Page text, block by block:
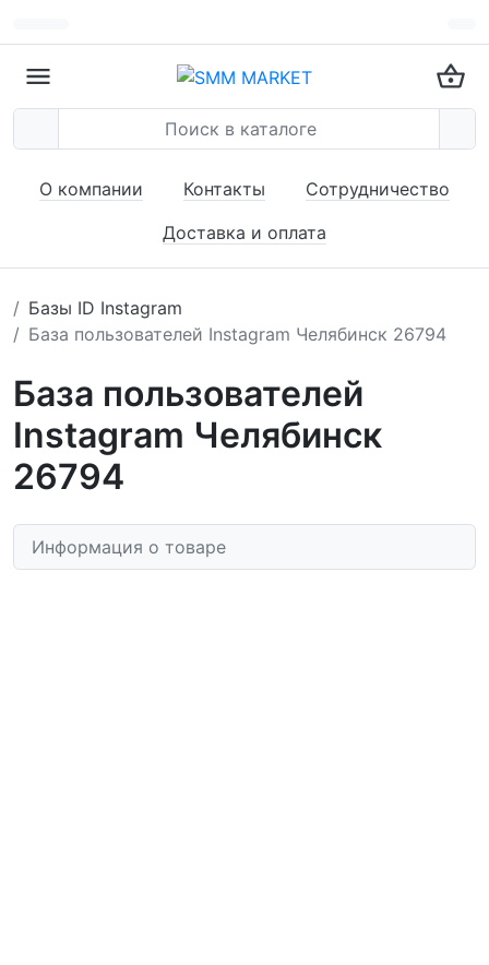
О компании Контакты
Сотрудничество
Доставка и оплата
Базы ID Instagram
База пользователей Instagram Челябинск 26794
База пользователей
Instagram Челябинск
26794
Информация о товаре